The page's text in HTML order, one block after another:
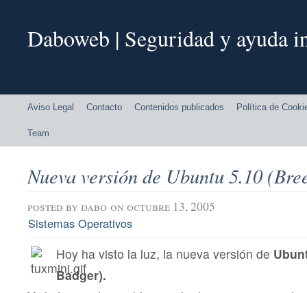
Daboweb | Seguridad y ayuda
Aviso Legal Contacto Contenidos publicados Política de
Team
Nueva versión de Ubuntu 5.10
posted by dabo on octubre 13, 2005
Sistemas Operativos
Hoy ha visto la luz, la nueva versión de
Badger).